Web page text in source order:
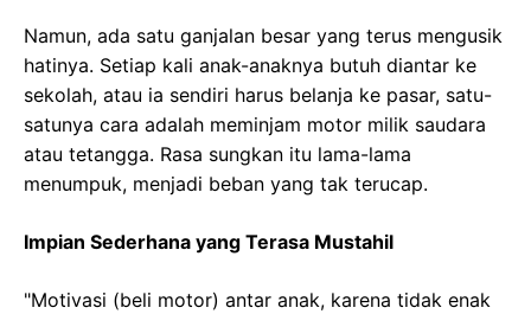
Namun, ada satu ganjalan besar yang terus mengusik
hatinya. Setiap kali anak-anaknya butuh diantar ke
sekolah, atau ia sendiri harus belanja ke pasar, satu-
satunya cara adalah meminjam motor milik saudara
atau tetangga. Rasa sungkan itu lama-lama
menumpuk, menjadi beban yang tak terucap.
Impian Sederhana yang Terasa Mustahil
"Motivasi (beli motor) antar anak, karena tidak enak